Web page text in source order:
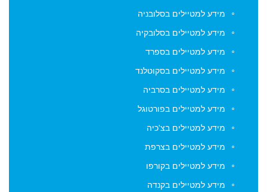
מידע למטיילים בסלובניה
מידע למטיילים בסלובקיה
מידע למטיילים בספרד
מידע למטיילים בסקוטלנד
מידע למטיילים בסרביה
מידע למטיילים בפורטוגל
מידע למטיילים בצ'כיה
מידע למטיילים בצרפת
מידע למטיילים בקורפו
מידע למטיילים בקנדה